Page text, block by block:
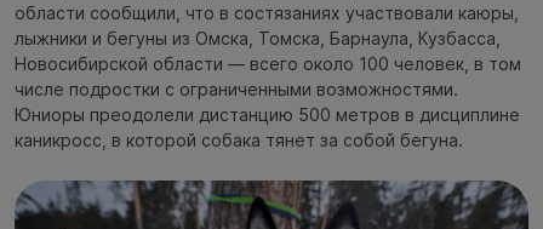
области сообщили, что в состязаниях участвовали каюры,
лыжники и бегуны из Омска, Томска, Барнаула, Кузбасса,
Новосибирской области — всего около 100 человек, в том
числе подростки с ограниченными возможностями.
Юниоры преодолели дистанцию 500 метров в дисциплине
каникросс, в которой собака тянет за собой бегуна.